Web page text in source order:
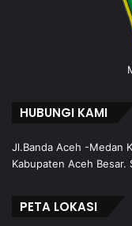
HUBUNGI KAMI
Jl.Banda Aceh -Medan
Kabupaten Aceh Besar.
PETA LOKASI